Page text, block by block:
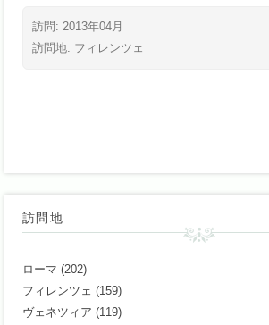
訪問: 2013年04月
訪問地: フィレンツェ
訪問地
ローマ (202)
フィレンツェ (159)
ヴェネツィア (119)